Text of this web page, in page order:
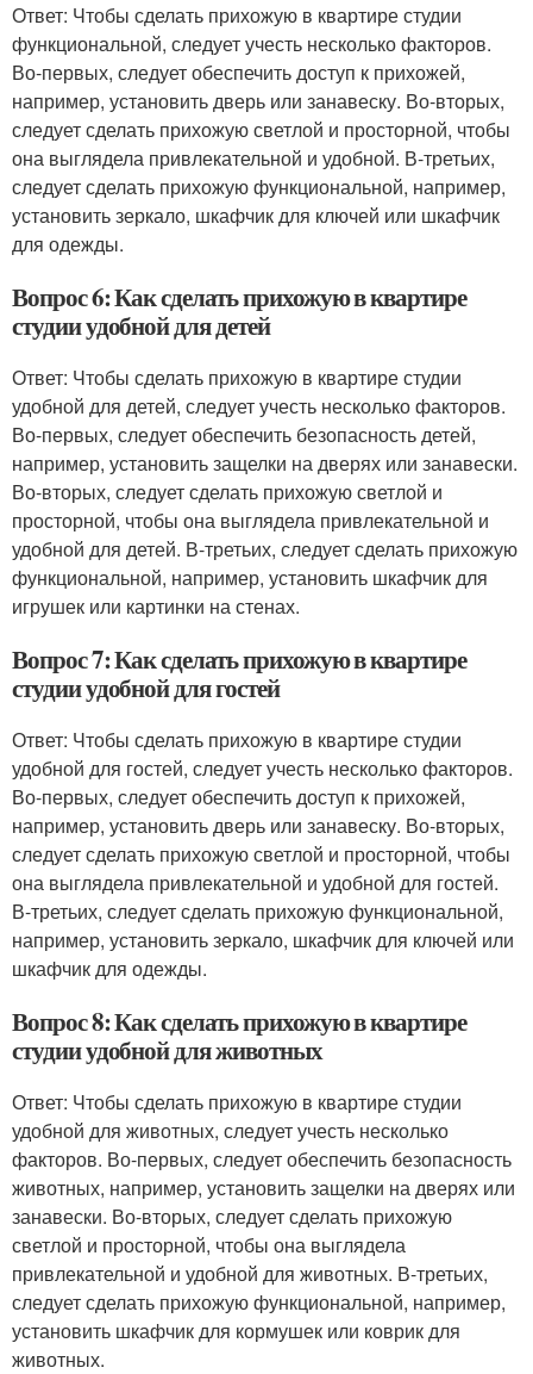
Ответ: Чтобы сделать прихожую в квартире студии
функциональной, следует учесть несколько факторов.
Во-первых, следует обеспечить доступ к прихожей,
например, установить дверь или занавеску. Во-вторых,
следует сделать прихожую светлой и просторной, чтобы
она выглядела привлекательной и удобной. В-третьих,
следует сделать прихожую функциональной, например,
установить зеркало, шкафчик для ключей или шкафчик
для одежды.
Вопрос 6: Как сделать прихожую в квартире
студии удобной для детей
Ответ: Чтобы сделать прихожую в квартире студии
удобной для детей, следует учесть несколько факторов.
Во-первых, следует обеспечить безопасность детей,
например, установить защелки на дверях или занавески.
Во-вторых, следует сделать прихожую светлой и
просторной, чтобы она выглядела привлекательной и
удобной для детей. В-третьих, следует сделать прихожую
функциональной, например, установить шкафчик для
игрушек или картинки на стенах.
Вопрос 7: Как сделать прихожую в квартире
студии удобной для гостей
Ответ: Чтобы сделать прихожую в квартире студии
удобной для гостей, следует учесть несколько факторов.
Во-первых, следует обеспечить доступ к прихожей,
например, установить дверь или занавеску. Во-вторых,
следует сделать прихожую светлой и просторной, чтобы
она выглядела привлекательной и удобной для гостей.
В-третьих, следует сделать прихожую функциональной,
например, установить зеркало, шкафчик для ключей или
шкафчик для одежды.
Вопрос 8: Как сделать прихожую в квартире
студии удобной для животных
Ответ: Чтобы сделать прихожую в квартире студии
удобной для животных, следует учесть несколько
факторов. Во-первых, следует обеспечить безопасность
животных, например, установить защелки на дверях или
занавески. Во-вторых, следует сделать прихожую
светлой и просторной, чтобы она выглядела
привлекательной и удобной для животных. В-третьих,
следует сделать прихожую функциональной, например,
установить шкафчик для кормушек или коврик для
животных.